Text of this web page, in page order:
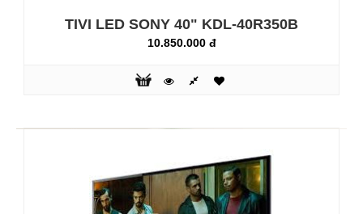
TIVI LED SONY 40" KDL-40R350B
10.850.000 đ